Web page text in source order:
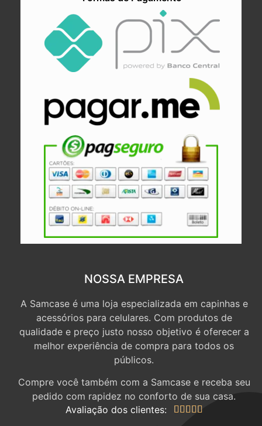
NOSSA EMPRESA
A Samcase é uma loja especializada em capinhas e
acessórios para celulares. Com produtos de
qualidade e preço justo nosso objetivo é oferecer a
melhor experiência de compra para todos os
públicos.
Compre você também com a Samcase e receba seu
pedido com rapidez no conforto de sua casa.
Avaliação dos clientes:
    